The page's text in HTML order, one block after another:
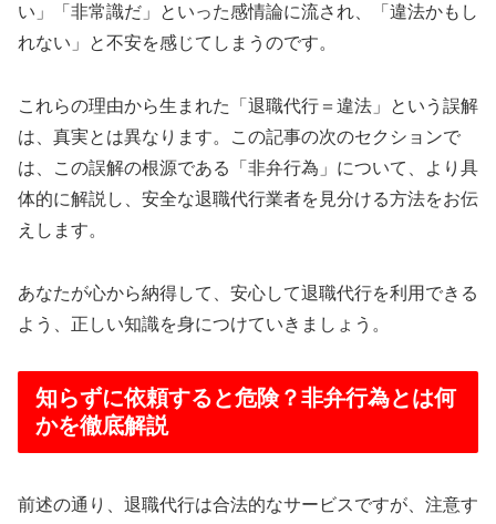
い」「非常識だ」といった感情論に流され、「違法かもし
れない」と不安を感じてしまうのです。
これらの理由から生まれた「退職代行＝違法」という誤解
は、真実とは異なります。この記事の次のセクションで
は、この誤解の根源である「非弁行為」について、より具
体的に解説し、安全な退職代行業者を見分ける方法をお伝
えします。
あなたが心から納得して、安心して退職代行を利用できる
よう、正しい知識を身につけていきましょう。
知らずに依頼すると危険？非弁行為とは何
かを徹底解説
前述の通り、退職代行は合法的なサービスですが、注意す